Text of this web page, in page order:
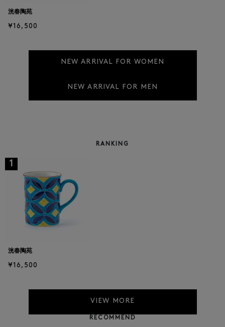
洸春陶苑
¥16,500
NEW ARRIVAL FOR WOMEN
NEW ARRIVAL FOR MEN
RANKING
1
洸春陶苑
¥16,500
VIEW MORE
RECOMMEND